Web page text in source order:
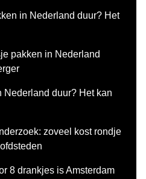
in Nederland duur? Het
pakken in Nederland
Nederland duur? Het kan
zoveel kost rondje
8 drankjes is Amsterdam